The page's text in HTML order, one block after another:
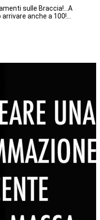
sulle Braccia!…A
anche a 100!…